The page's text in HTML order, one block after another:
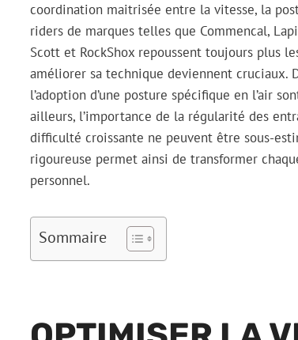
coordination maitrisée entre la vitesse, la
riders de marques telles que Commencal,
Scott et RockShox repoussent toujours plus
améliorer sa technique deviennent cruciaux.
l’adoption d’une posture spécifique en l’air
ailleurs, l’importance de la régularité des
difficulté croissante ne peuvent être sous-
rigoureuse permet ainsi de transformer
personnel.
Sommaire